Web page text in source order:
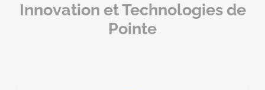
Innovation et Technologies de
Pointe